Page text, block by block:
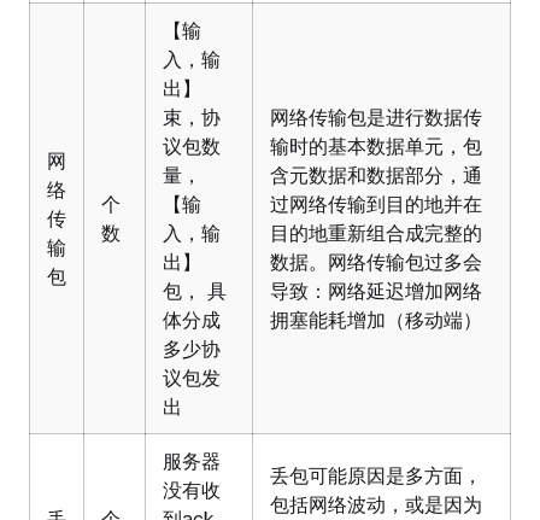
网
络
传
输
包
个
数
【输
入，输
出】
束，协
议包数
量，
【输
入，输
出】
包， 具
体分成
多少协
议包发
出
网络传输包是进行数据传
输时的基本数据单元，包
含元数据和数据部分，通
过网络传输到目的地并在
目的地重新组合成完整的
数据。网络传输包过多会
导致：网络延迟增加网络
拥塞能耗增加（移动端）
服务器
没有收
丢包可能原因是多方面，
包括网络波动，或是因为